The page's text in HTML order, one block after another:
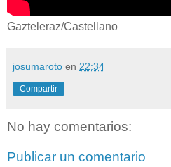
Gazteleraz/Castellano
josumaroto en 22:34
Compartir
No hay comentarios:
Publicar un comentario